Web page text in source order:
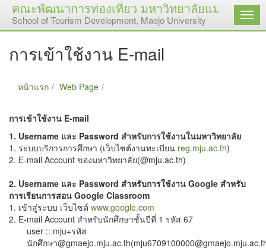
คณะพัฒนาการท่องเที่ยว มหาวิทยาลัยแม่โจ้
School of Tourism Development, Maejo University เมนู
การเข้าใช้งาน E-mail
หน้าแรก Web Page
การเข้าใช้งาน E-mail
1. Username และ Password สำหรับการใช้งานในมหาวิทยาลัย
1. ระบบบริการการศึกษา (เว็บไซต์งานทะเบียน reg.mju.ac.th)
2. E-mail Account ของมหาวิทยาลัย(@mju.ac.th)
2. Username และ Password สำหรับการใช้งาน Google สำหรับ
การเรียนการสอน Google Classroom
1. เข้าสู่ระบบ เว็บไซต์ www.google.com
2. E-mail Account สำหรับนักศึกษาชั้นปีที่ 1 รหัส 67
user :: mju+รหัส
นักศึกษา